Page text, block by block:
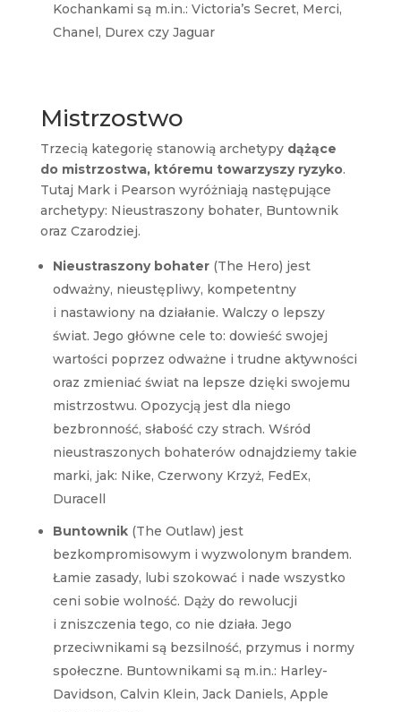
Kochankami są m.in.: Victoria’s Secret, Merci,
Chanel, Durex czy Jaguar
Mistrzostwo
Trzecią kategorię stanowią archetypy dążące
do mistrzostwa, któremu towarzyszy ryzyko.
Tutaj Mark i Pearson wyróżniają następujące
archetypy: Nieustraszony bohater, Buntownik
oraz Czarodziej.
Nieustraszony bohater(The Hero) jest
odważny, nieustępliwy, kompetentny
i nastawiony na działanie. Walczy o lepszy
świat. Jego główne cele to: dowieść swojej
wartości poprzez odważne i trudne aktywności
oraz zmieniać świat na lepsze dzięki swojemu
mistrzostwu. Opozycją jest dla niego
bezbronność, słabość czy strach. Wśród
nieustraszonych bohaterów odnajdziemy takie
marki, jak: Nike, Czerwony Krzyż, FedEx,
Duracell
Buntownik (The Outlaw) jest
bezkompromisowym i wyzwolonym brandem.
Łamie zasady, lubi szokować i nade wszystko
ceni sobie wolność. Dąży do rewolucji
i zniszczenia tego, co nie działa. Jego
przeciwnikami są bezsilność, przymus i normy
społeczne. Buntownikami są m.in.: Harley-
Davidson, Calvin Klein, Jack Daniels, Apple